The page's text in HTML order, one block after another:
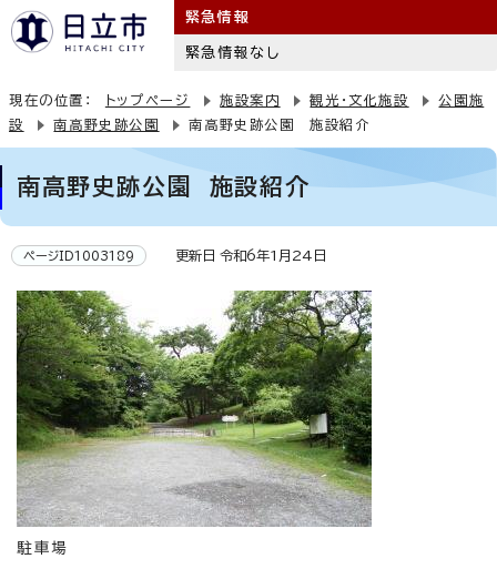
緊急情報
緊急情報なし
現在の位置： トップページ 施設案内 観光・文化施設
公園施
設
南高野史跡公園 南高野史跡公園 施設紹介
南高野史跡公園 施設紹介
ページID1003189 更新日 令和6年1月24日
駐車場